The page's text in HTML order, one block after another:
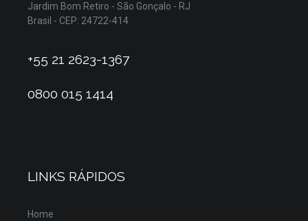
Jardim Bom Retiro - São Gonçalo - RJ
Brasil - CEP: 24722-414
+55 21 2623-1367
0800 015 1414
LINKS RÁPIDOS
Home